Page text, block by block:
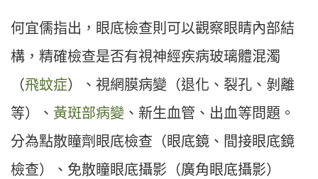
何宜儒指出，眼底檢查則可以觀察眼睛內部結
構，精確檢查是否有視神經疾病玻璃體混濁
（飛蚊症）、視網膜病變（退化、裂孔、剝離
等）、 黃斑部病變 、新生血管、出血等問題。
分為點散瞳劑眼底檢查（眼底鏡、間接眼底鏡
檢查）、免散瞳眼底攝影（廣角眼底攝影）